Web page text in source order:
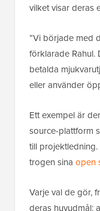
vilket visar deras
”Vi började med
förklarade Rahul.
betalda
eller använder
Ett exempel är
source-plattform
till
trogen sina open
Varje val de gör,
deras huvudmål: